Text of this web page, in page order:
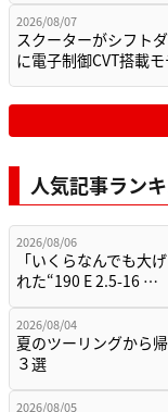
2026/08/07
スクーターがシフト
に電子制御CVT搭載
人気記事ラン
2026/08/06
「いくらなんでも大
れた“190 E 2.5-16 …
2026/08/04
夏のツーリングから
３選
2026/08/05